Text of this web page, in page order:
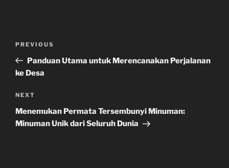
Previous
Post
PREVIOUS
Panduan Utama untuk Merencanakan Perjalanan
ke Desa
Next
Post
NEXT
Menemukan Permata Tersembunyi Minuman:
Minuman Unik dari Seluruh Dunia